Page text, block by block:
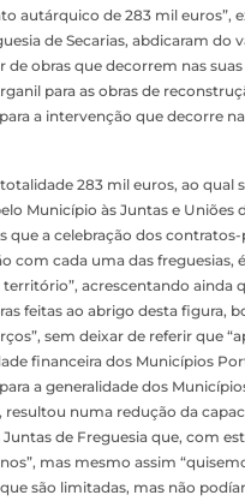
autárquico de 283 mil euros”,
de Secarias, abdicaram
obras que decorrem nas
para as obras de
a intervenção que decorre
283 mil euros, ao qual
Município às Juntas e Uniões
que a celebração dos
com cada uma das freguesias,
acrescentando ainda
feitas ao abrigo desta figura,
sem deixar de referir que
financeira dos Municípios
a generalidade dos
numa redução da
de Freguesia que, com
mas mesmo assim
são limitadas, mas não